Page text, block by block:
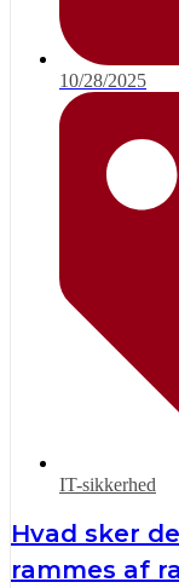
10/28/2025
IT-sikkerhed
Hvad sker
rammes af